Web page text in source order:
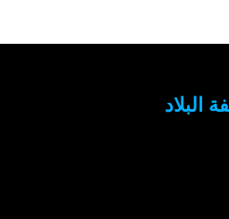
البلاد